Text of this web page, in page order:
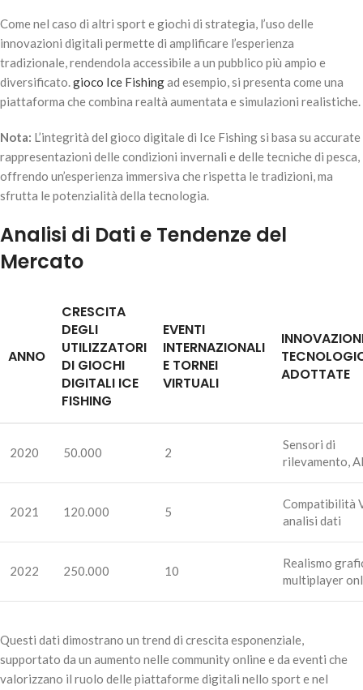
Come nel caso di altri sport e giochi di strategia, l’uso delle
innovazioni digitali permette di amplificare l’esperienza
tradizionale, rendendola accessibile a un pubblico più ampio e
diversificato.gioco Ice Fishingad esempio, si presenta come una
piattaforma che combina realtà aumentata e simulazioni realistiche.
Nota: L’integrità del gioco digitale di Ice Fishing si basa su accurate
rappresentazioni delle condizioni invernali e delle tecniche di pesca,
offrendo un’esperienza immersiva che rispetta le tradizioni, ma
sfrutta le potenzialità della tecnologia.
Analisi di Dati e Tendenze del
Mercato
ANNO
CRESCITA
DEGLI
UTILIZZATORI
DI GIOCHI
DIGITALI ICE
FISHING
EVENTI
INTERNAZIONALI
E TORNEI
VIRTUALI
ADOTTATE
2020 50.000 2
Sensori di
rilevamento,
2021 120.000 5
Compatibilità
analisi dati
2022 250.000 10
Realismo
multiplayer
Questi dati dimostrano un trend di crescita esponenziale,
supportato da un aumento nelle community online e da eventi che
valorizzano il ruolo delle piattaforme digitali nello sport e nel